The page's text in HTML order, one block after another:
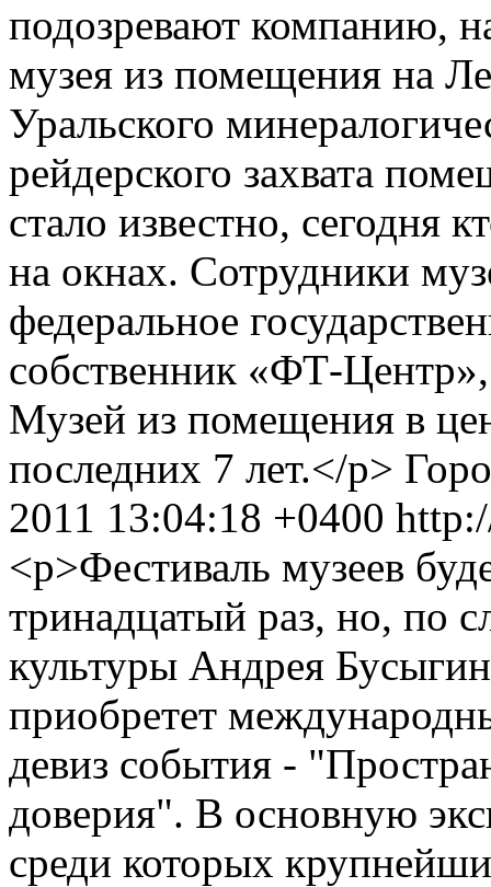
подозревают компанию,
музея из помещения на
Уральского
рейдерского захвата
стало известно, сегодня
на окнах. Сотрудники
федеральное
собственник «ФТ-
Музей из помещения в
последних 7 лет.</p>
2011 13:04:18 +0400
<p>Фестиваль музеев
тринадцатый раз, но, по
культуры Андрея
приобретет
девиз события -
доверия". В основную
среди которых